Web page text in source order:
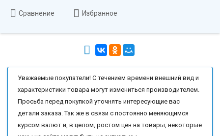
Сравнение Избранное
Уважаемые покупатели! С течением времени внешний вид и
характеристики товара могут измениться производителем.
Просьба перед покупкой уточнять интересующие вас
детали заказа. Так же в связи с постоянно меняющимся
курсом валют и, в целом, ростом цен на товары, некоторые